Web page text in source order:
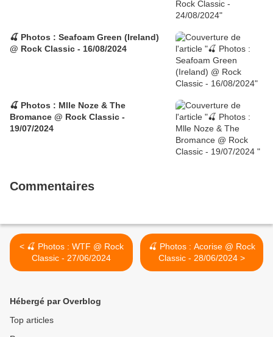
🍒 Photos : Seafoam Green (Ireland)
@ Rock Classic - 16/08/2024
🍒 Photos : Mlle Noze & The
Bromance @ Rock Classic -
19/07/2024
Commentaires
< 🍒 Photos : WTF @ Rock
Classic - 27/06/2024
🍒 Photos : Acorise @ Rock
Classic - 28/06/2024 >
Hébergé par Overblog
Top articles